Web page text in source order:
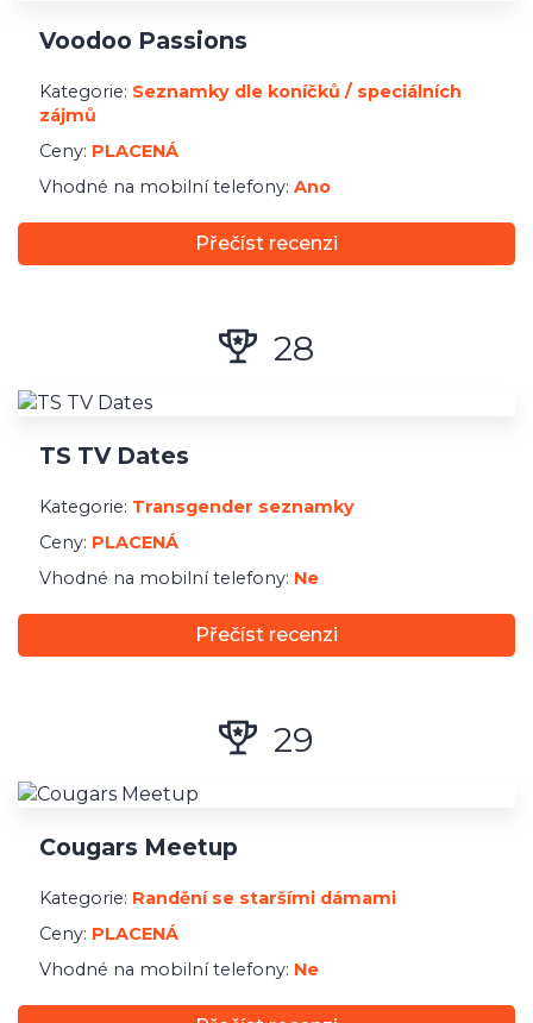
Voodoo Passions
Kategorie: Seznamky dle koníčků / speciálních
zájmů
Ceny: PLACENÁ
Vhodné na mobilní telefony: Ano
Přečíst recenzi
28
TS TV Dates
Kategorie: Transgender seznamky
Ceny: PLACENÁ
Vhodné na mobilní telefony: Ne
Přečíst recenzi
29
Cougars Meetup
Kategorie: Randění se staršími dámami
Ceny: PLACENÁ
Vhodné na mobilní telefony: Ne